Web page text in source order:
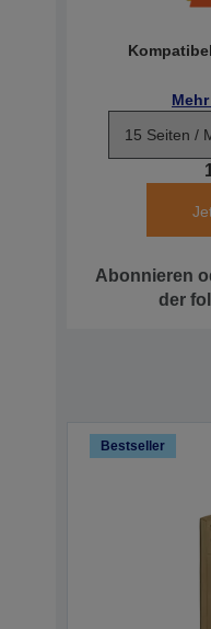
Abonnieren
der
Bestseller